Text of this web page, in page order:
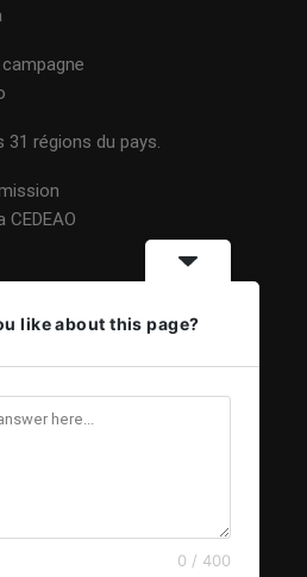
régions du pays.
like about this page?
0 / 400